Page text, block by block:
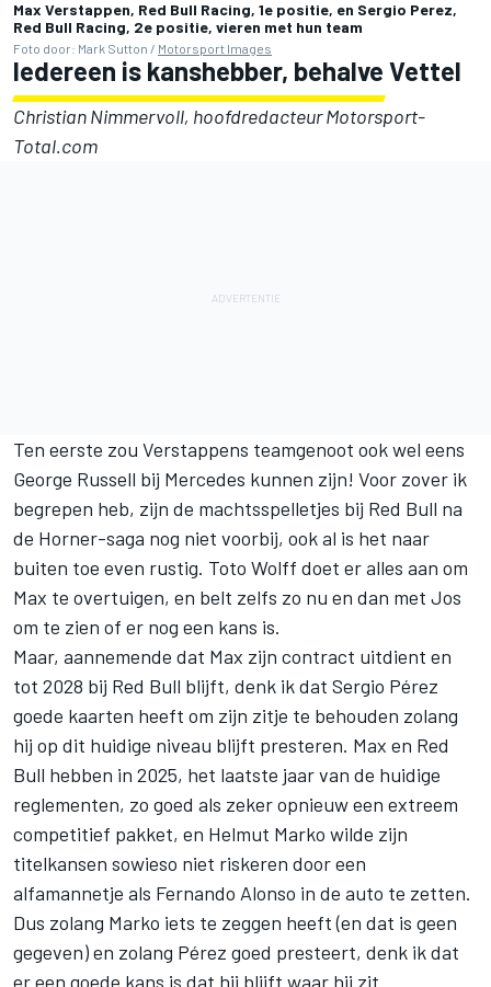
Max Verstappen, Red Bull Racing, 1e positie, en Sergio Perez,
Red Bull Racing, 2e positie, vieren met hun team
Foto door: Mark Sutton / Motorsport Images
Iedereen is kanshebber, behalve Vettel
Christian Nimmervoll, hoofdredacteur Motorsport-
Total.com
Ten eerste zou Verstappens teamgenoot ook wel eens
George Russell bij Mercedes kunnen zijn! Voor zover ik
begrepen heb, zijn de machtsspelletjes bij Red Bull na
de Horner-saga nog niet voorbij, ook al is het naar
buiten toe even rustig. Toto Wolff doet er alles aan om
Max te overtuigen, en belt zelfs zo nu en dan met Jos
om te zien of er nog een kans is.
Maar, aannemende dat Max zijn contract uitdient en
tot 2028 bij Red Bull blijft, denk ik dat Sergio Pérez
goede kaarten heeft om zijn zitje te behouden zolang
hij op dit huidige niveau blijft presteren. Max en Red
Bull hebben in 2025, het laatste jaar van de huidige
reglementen, zo goed als zeker opnieuw een extreem
competitief pakket, en Helmut Marko wilde zijn
titelkansen sowieso niet riskeren door een
alfamannetje als Fernando Alonso in de auto te zetten.
Dus zolang Marko iets te zeggen heeft (en dat is geen
gegeven) en zolang Pérez goed presteert, denk ik dat
er een goede kans is dat hij blijft waar hij zit.